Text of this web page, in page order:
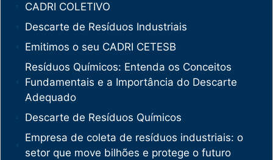
CADRI COLETIVO
Descarte de Resíduos Industriais
Emitimos o seu CADRI CETESB
Resíduos Químicos: Entenda os Conceitos
Fundamentais e a Importância do Descarte
Adequado
Descarte de Resíduos Químicos
Empresa de coleta de resíduos industriais: o
setor que move bilhões e protege o futuro